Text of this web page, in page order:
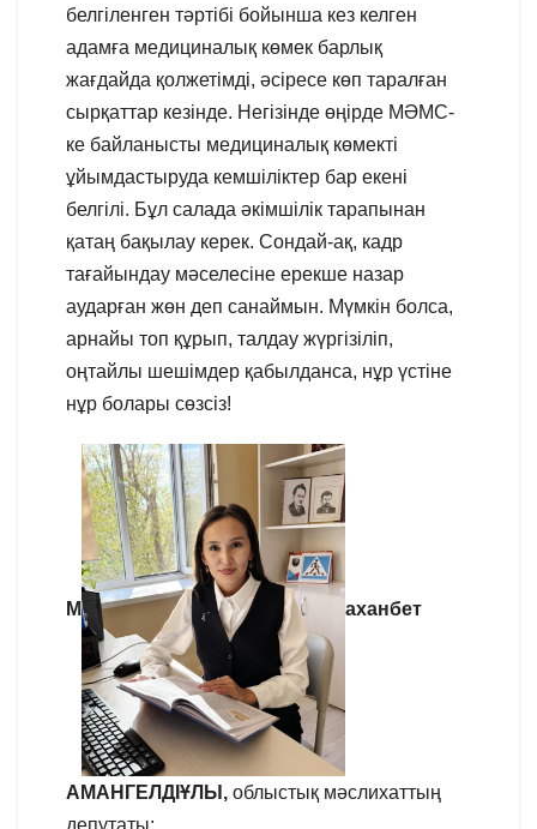
белгіленген тәртібі бойынша кез келген
адамға медициналық көмек барлық
жағдайда қолжетімді, әсіресе көп таралған
сырқаттар кезінде. Негізінде өңірде МӘМС-
ке байланысты медициналық көмекті
ұйымдастыруда кемшіліктер бар екені
белгілі. Бұл салада әкімшілік тарапынан
қатаң бақылау керек. Сондай-ақ, кадр
тағайындау мәселесіне ерекше назар
аударған жөн деп санаймын. Мүмкін болса,
арнайы топ құрып, талдау жүргізіліп,
оңтайлы шешімдер қабылданса, нұр үстіне
нұр болары сөзсіз!
М аханбет
АМАНГЕЛДІҰЛЫ, облыстық мәслихаттың
депутаты: